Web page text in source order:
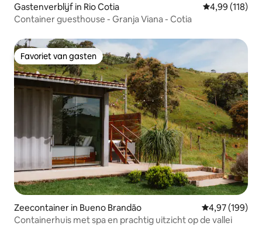
Gastenverblijf in Rio Cotia Gemiddelde
4,99 (118)
Container guesthouse - Granja Viana - Cotia
Favoriet van gasten
Favoriet van gasten
Zeecontainer in Bueno Brandão Gemiddelde
4,97 (199)
Containerhuis met spa en prachtig uitzicht op de vallei